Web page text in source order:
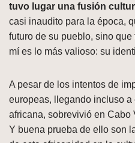
tuvo lugar una fusión
casi inaudito para la época,
futuro de su pueblo, sino
mí es lo más valioso: su
A pesar de los intentos de
europeas, llegando incluso
africana, sobrevivió en Cabo
Y buena prueba de ello son